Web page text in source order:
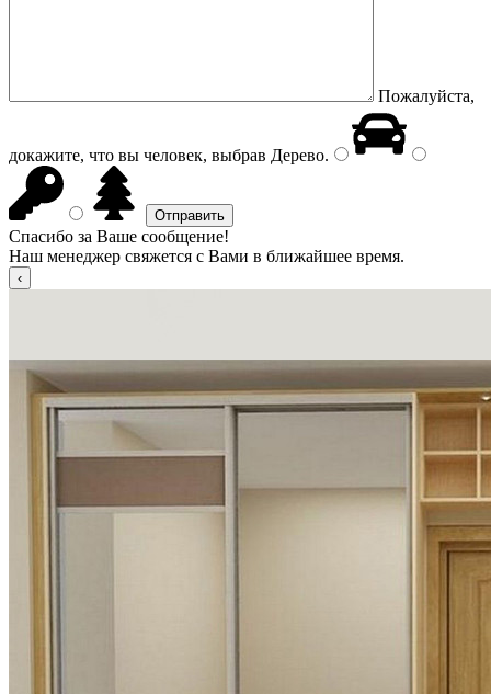
Пожалуйста,
докажите, что вы человек, выбрав Дерево.
Спасибо за Ваше сообщение!
Наш менеджер свяжется с Вами в ближайшее время.